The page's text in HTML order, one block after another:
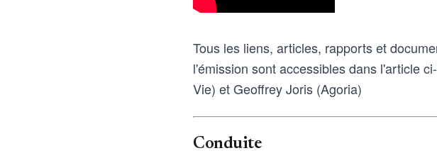
Tous les liens, articles, rapports et
l'émission sont accessibles dans l'article
Vie) et Geoffrey Joris (Agoria)
Conduite